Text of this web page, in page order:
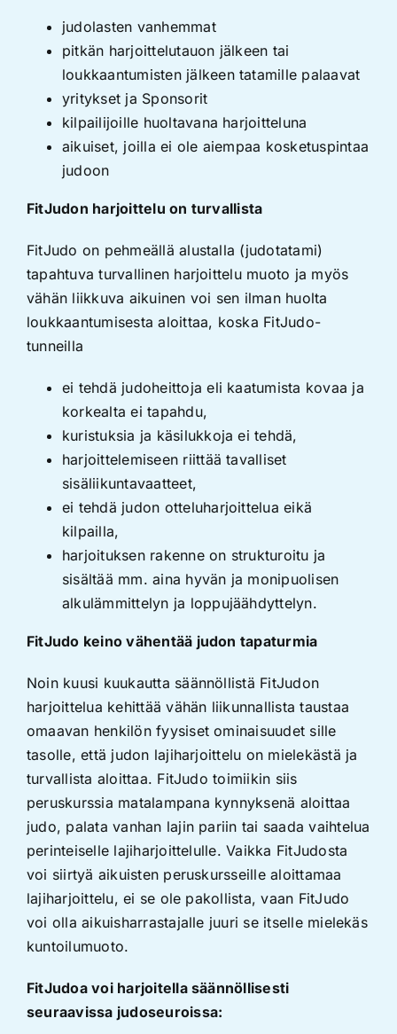
judolasten vanhemmat
pitkän harjoittelutauon jälkeen tai
loukkaantumisten jälkeen tatamille palaavat
yritykset ja Sponsorit
kilpailijoille huoltavana harjoitteluna
aikuiset, joilla ei ole aiempaa kosketuspintaa
judoon
FitJudon harjoittelu on turvallista
FitJudo on pehmeällä alustalla (judotatami)
tapahtuva turvallinen harjoittelu muoto ja myös
vähän liikkuva aikuinen voi sen ilman huolta
loukkaantumisesta aloittaa, koska FitJudo-
tunneilla
ei tehdä judoheittoja eli kaatumista kovaa ja
korkealta ei tapahdu,
kuristuksia ja käsilukkoja ei tehdä,
harjoittelemiseen riittää tavalliset
sisäliikuntavaatteet,
ei tehdä judon otteluharjoittelua eikä
kilpailla,
harjoituksen rakenne on strukturoitu ja
sisältää mm. aina hyvän ja monipuolisen
alkulämmittelyn ja loppujäähdyttelyn.
FitJudo keino vähentää judon tapaturmia
Noin kuusi kuukautta säännöllistä FitJudon
harjoittelua kehittää vähän liikunnallista taustaa
omaavan henkilön fyysiset ominaisuudet sille
tasolle, että judon lajiharjoittelu on mielekästä ja
turvallista aloittaa. FitJudo toimiikin siis
peruskurssia matalampana kynnyksenä aloittaa
judo, palata vanhan lajin pariin tai saada vaihtelua
perinteiselle lajiharjoittelulle. Vaikka FitJudosta
voi siirtyä aikuisten peruskursseille aloittamaa
lajiharjoittelu, ei se ole pakollista, vaan FitJudo
voi olla aikuisharrastajalle juuri se itselle mielekäs
kuntoilumuoto.
FitJudoa voi harjoitella säännöllisesti
seuraavissa judoseuroissa: